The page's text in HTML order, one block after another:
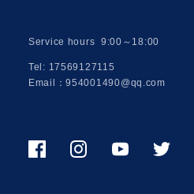
Service hours 9:00～18:00
Tel: 17569127115
Email：954001490@qq.com
FacebookInstagramYoutube